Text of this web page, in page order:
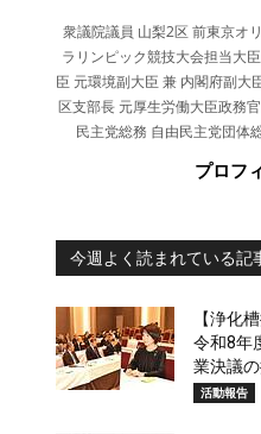
衆議院議員 山梨2区 前東京オ
ラリンピック競技大会担当大
臣 元環境副大臣 兼 内閣府副大
区支部長 元厚生労働大臣政務
民主党総務 自由民主党団体
プロフ
今週よく読まれている記
【浄化
令和8年
業決議
活動報告